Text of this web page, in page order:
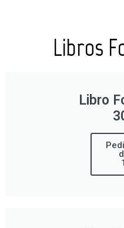
Libros
Libro